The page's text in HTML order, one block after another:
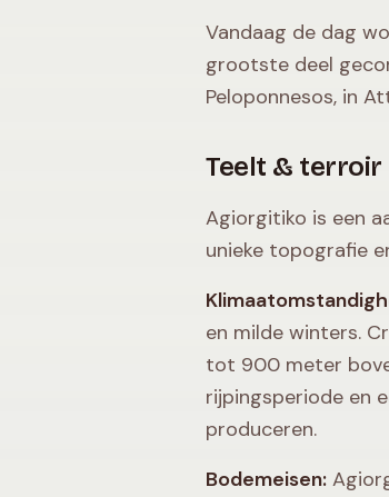
Vandaag de dag
grootste deel
Peloponnesos, in
Teelt & terroir
Agiorgitiko is een
unieke topografie
en milde winters.
tot 900 meter
rijpingsperiode en
produceren.
Bodemeisen: